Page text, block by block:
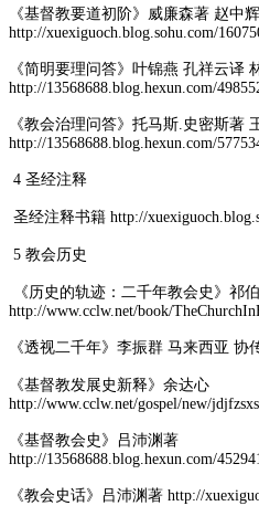
《基督教要道初阶》威廉森著 赵中
http://xuexiguoch.blog.sohu.com/
《简明要理问答》叶锦燕 孔祥云译
http://13568688.blog.hexun.com/
《教会治理问答》托马斯.史密斯著
http://13568688.blog.hexun.com/
4 圣经注释
圣经注释书籍 http://
5 教会历史
《历史的轨迹：二千年教会史》祁
http://www.cclw.net/book/
《透视二千年》李振群 马来西亚 协
《基督教发展史新释》余达心
http://www.cclw.net/gospel/new/
《基督教会史》吕沛渊著
http://13568688.blog.hexun.com/
《教会史话》吕沛渊著 http://